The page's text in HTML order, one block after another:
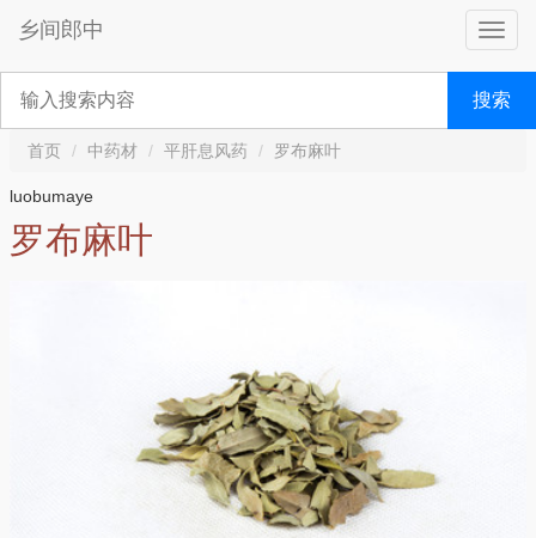
乡间郎中
搜索
首页 中药材 平肝息风药 罗布麻叶
luobumaye
罗布麻叶